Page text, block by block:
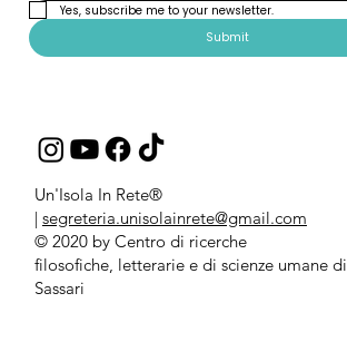
Un'Isola In Rete®
| segreteria.unisolainrete@gmail.com
© 2020 by Centro di ricerche
filosofiche, letterarie e di scienze umane di
Sassari
Yes, subscribe me to your newsletter.
Submit